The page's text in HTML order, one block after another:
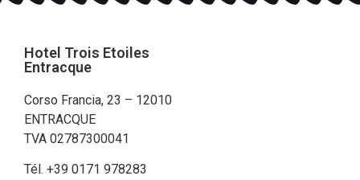
Hotel Trois Etoiles
Entracque
Corso Francia, 23 – 12010
ENTRACQUE
TVA 02787300041
Tél. +39 0171 978283